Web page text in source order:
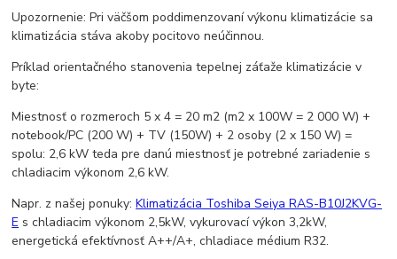
Upozornenie: Pri väčšom poddimenzovaní výkonu klimatizácie sa
klimatizácia stáva akoby pocitovo neúčinnou.
Príklad orientačného stanovenia tepelnej záťaže klimatizácie v
byte:
Miestnosť o rozmeroch 5 x 4 = 20 m2 (m2 x 100W = 2 000 W) +
notebook/PC (200 W) + TV (150W) + 2 osoby (2 x 150 W) =
spolu: 2,6 kW teda pre danú miestnosť je potrebné zariadenie s
chladiacim výkonom 2,6 kW.
Napr. z našej ponuky:Klimatizácia Toshiba Seiya RAS-B10J2KVG-
E s chladiacim výkonom 2,5kW, vykurovací výkon 3,2kW,
energetická efektívnosť A++/A+, chladiace médium R32.